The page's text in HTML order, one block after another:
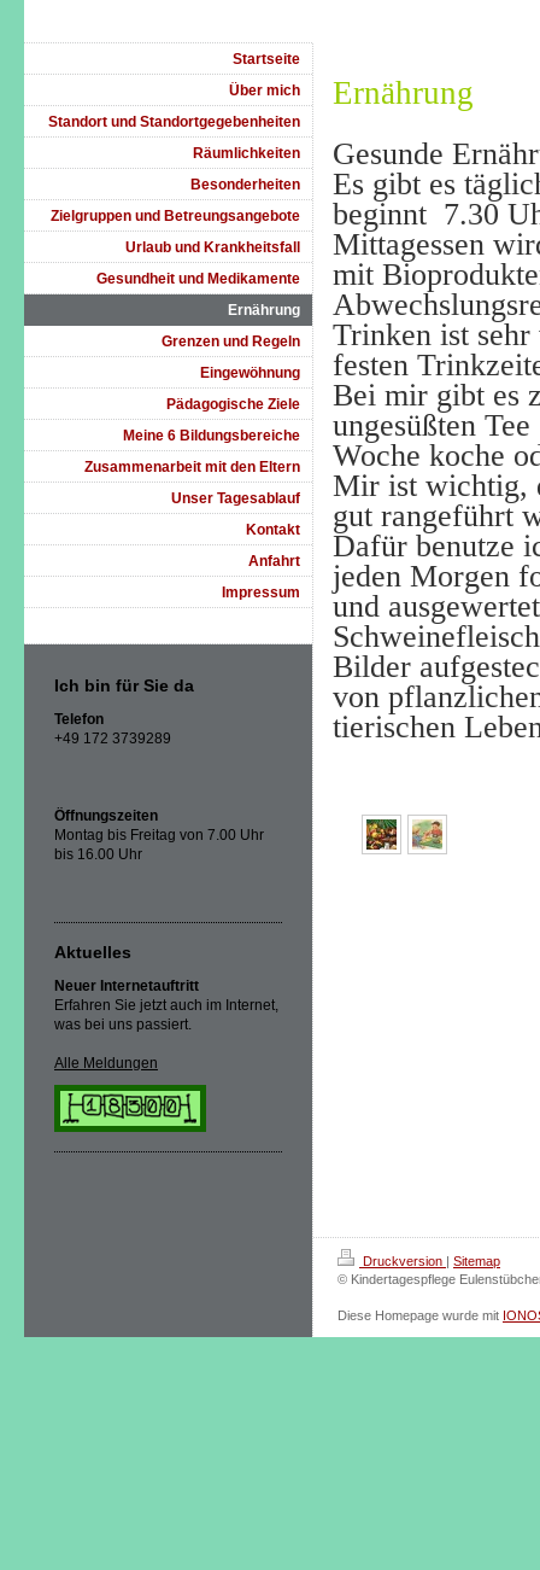
Ernährung
Gesunde
Es gibt es
beginnt 7.30
Mittagessen
mit
Trinken ist
festen
Bei mir gibt es
ungesüßten Tee
Woche koche
Mir ist wichtig,
gut rangeführt
Dafür benutze
jeden Morgen
und
Bilder
von
tierischen
Startseite
Über mich
Standort und Standortgegebenheiten
Räumlichkeiten
Besonderheiten
Zielgruppen und Betreungsangebote
Urlaub und Krankheitsfall
Gesundheit und Medikamente
Ernährung
Grenzen und Regeln
Eingewöhnung
Pädagogische Ziele
Meine 6 Bildungsbereiche
Zusammenarbeit mit den Eltern
Unser Tagesablauf
Kontakt
Anfahrt
Impressum
Ich bin für Sie da
Telefon
+49 172 3739289
Öffnungszeiten
Montag bis Freitag von 7.00 Uhr
bis 16.00 Uhr
Aktuelles
Neuer Internetauftritt
Erfahren Sie jetzt auch im Internet,
was bei uns passiert.
Alle Meldungen
Druckversion | Sitemap
© Kindertagespflege
Diese Homepage wurde mit